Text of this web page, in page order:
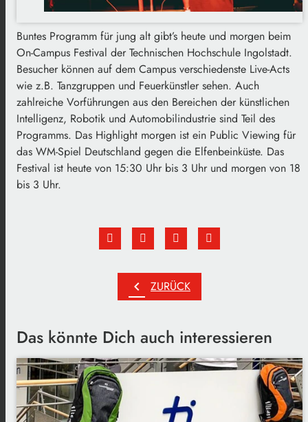
Buntes Programm für jung alt gibt’s heute und morgen beim
On-Campus Festival der Technischen Hochschule Ingolstadt.
Besucher können auf dem Campus verschiedenste Live-Acts
wie z.B. Tanzgruppen und Feuerkünstler sehen. Auch
zahlreiche Vorführungen aus den Bereichen der künstlichen
Intelligenz, Robotik und Automobilindustrie sind Teil des
Programms. Das Highlight morgen ist ein Public Viewing für
das WM-Spiel Deutschland gegen die Elfenbeinküste. Das
Festival ist heute von 15:30 Uhr bis 3 Uhr und morgen von 18
bis 3 Uhr.
chevron_left ZURÜCK
Das könnte Dich auch interessieren